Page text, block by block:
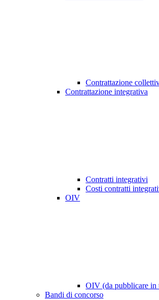
Contrattazione
Contrattazione integrativa
Contratti integrativi
Costi contratti
OIV
OIV (da pubblicare in
Bandi di concorso